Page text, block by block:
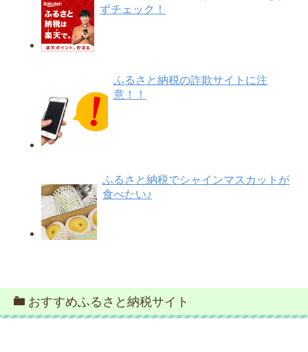
ずチェック！
ふるさと納税の詐欺サイトに注
意！！
ふるさと納税でシャインマスカットが
食べたい♪
おすすめふるさと納税サイト